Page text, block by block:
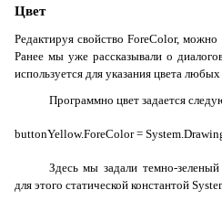
Цвет
Редактируя свойствоForeColor, можно
Ранее мы уже рассказывали о
используется для указания цвета
Программно цвет задается
buttonYellow.ForeColor =
Здесь мы задали темно-
для этого статической константой